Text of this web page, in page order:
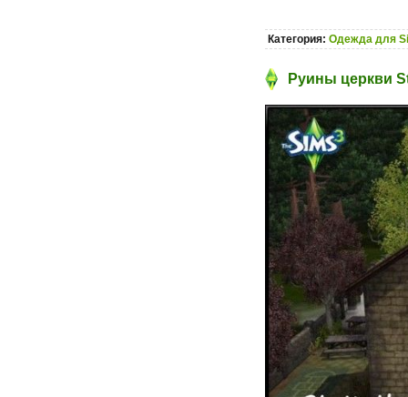
Категория: Одежда для
Руины церкви